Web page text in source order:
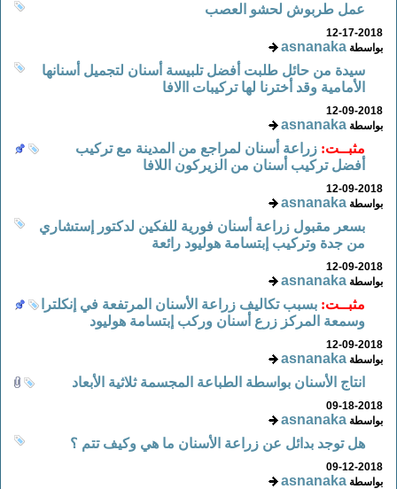
عمل طربوش لحشو العصب
12-17-2018
بواسطةasnanaka
سيدة من حائل طلبت أفضل تلبيسة أسنان لتجميل أسنانها
الأمامية وقد أخترنا لها تركيبات االافا
12-09-2018
بواسطةasnanaka
مثبــت: زراعة أسنان لمراجع من المدينة مع تركيب
أفضل تركيب أسنان من الزيركون اللافا
12-09-2018
بواسطةasnanaka
بسعر مقبول زراعة أسنان فورية للفكين لدكتور إستشاري
من جدة وتركيب إبتسامة هوليود رائعة
12-09-2018
بواسطةasnanaka
مثبــت: بسبب تكاليف زراعة الأسنان المرتفعة في إنكلترا
وسمعة المركز زرع أسنان وركب إبتسامة هوليود
12-09-2018
بواسطةasnanaka
انتاج الأسنان بواسطة الطباعة المجسمة ثلاثية الأبعاد
09-18-2018
بواسطةasnanaka
هل توجد بدائل عن زراعة الأسنان ما هي وكيف تتم ؟
09-12-2018
بواسطةasnanaka